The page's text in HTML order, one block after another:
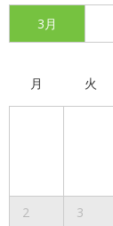
3月
月 火
2 3